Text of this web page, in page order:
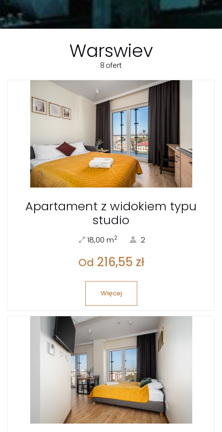
Warswiev
8 ofert
Apartament z widokiem typu
studio
18,00 m2 2
Od 216,55 zł
Więcej